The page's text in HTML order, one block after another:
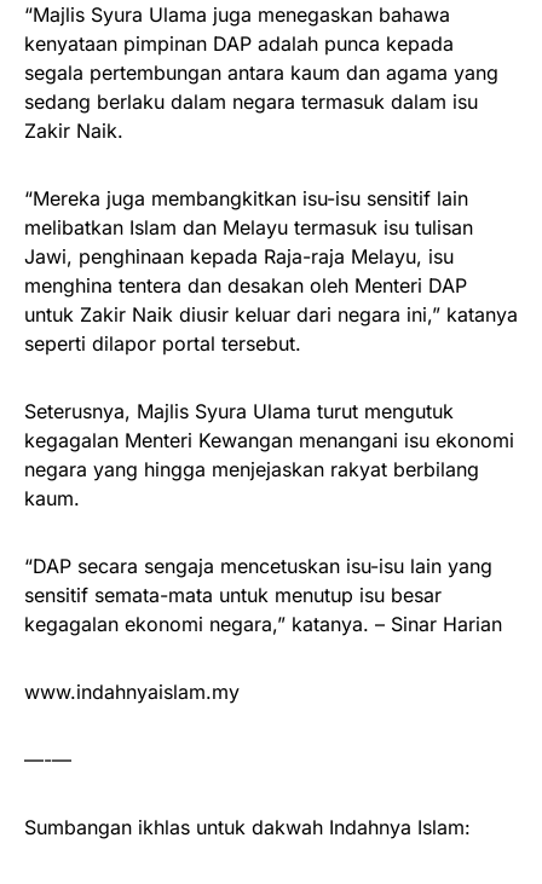
“Majlis Syura Ulama juga menegaskan bahawa
kenyataan pimpinan DAP adalah punca kepada
segala pertembungan antara kaum dan agama yang
sedang berlaku dalam negara termasuk dalam isu
Zakir Naik.
“Mereka juga membangkitkan isu-isu sensitif lain
melibatkan Islam dan Melayu termasuk isu tulisan
Jawi, penghinaan kepada Raja-raja Melayu, isu
menghina tentera dan desakan oleh Menteri DAP
untuk Zakir Naik diusir keluar dari negara ini,” katanya
seperti dilapor portal tersebut.
Seterusnya, Majlis Syura Ulama turut mengutuk
kegagalan Menteri Kewangan menangani isu ekonomi
negara yang hingga menjejaskan rakyat berbilang
kaum.
“DAP secara sengaja mencetuskan isu-isu lain yang
sensitif semata-mata untuk menutup isu besar
kegagalan ekonomi negara,” katanya. – Sinar Harian
www.indahnyaislam.my
—-—
Sumbangan ikhlas untuk dakwah Indahnya Islam: